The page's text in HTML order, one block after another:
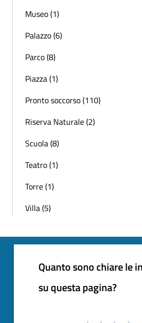
Museo (1)
Palazzo (6)
Parco (8)
Piazza (1)
Pronto soccorso (110)
Riserva Naturale (2)
Scuola (8)
Teatro (1)
Torre (1)
Villa (5)
Quanto sono chiare le
su questa pagina?